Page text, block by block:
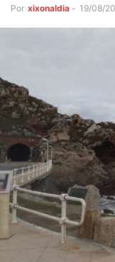
Por xixonaldia - 19/08/